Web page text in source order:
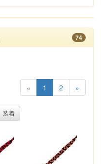
74
« 1 2 »
装着